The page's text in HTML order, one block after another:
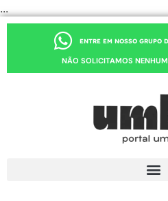
...
ENTRE EM NOSSO GRUPO
NÃO SOLICITAMOS